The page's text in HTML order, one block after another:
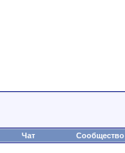
Чат Сообщество